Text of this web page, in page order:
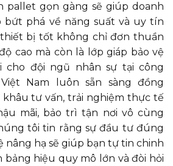
pallet gọn gàng sẽ giúp doanh
bứt phá về năng suất và uy tín
bị tốt không chỉ đơn thuần
cao mà còn là lớp giáp bảo vệ
cho đội ngũ nhân sự tại công
Nam luôn sẵn sàng đồng
tư vấn, trải nghiệm thực tế
mãi, bảo trì tận nơi vô cùng
tôi tin rằng sự đầu tư đúng
nâng hạ sẽ giúp bạn tự tin chinh
hiệu quy mô lớn và đòi hỏi